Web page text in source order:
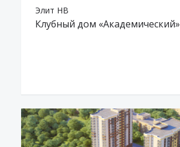
Элит НВ
Клубный дом «Академический»